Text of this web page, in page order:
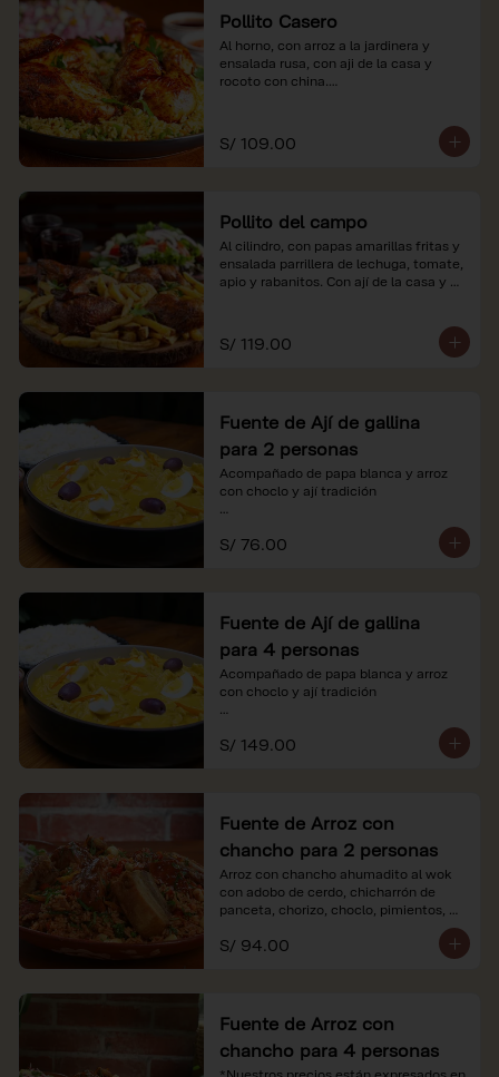
Pollito Casero
Al horno, con arroz a la jardinera y
ensalada rusa, con aji de la casa y
rocoto con china.
soles e incluyen impuestos de ley y
recargo al consumo.
S/ 109.00
Pollito del campo
Al cilindro, con papas amarillas fritas y
ensalada parrillera de lechuga, tomate,
apio y rabanitos. Con ají de la casa y
*Nuestros precios están expresados en
soles e incluyen impuestos de ley y
S/ 119.00
Fuente de Ají de gallina
para 2 personas
Acompañado de papa blanca y arroz
con choclo y ají tradición
*Nuestros precios están expresados en
soles e incluyen impuestos de ley y
S/ 76.00
Fuente de Ají de gallina
para 4 personas
Acompañado de papa blanca y arroz
con choclo y ají tradición
*Nuestros precios están expresados en
soles e incluyen impuestos de ley y
S/ 149.00
Fuente de Arroz con
chancho para 2 personas
Arroz con chancho ahumadito al wok
con adobo de cerdo, chicharrón de
panceta, chorizo, choclo, pimientos,
*Nuestros precios están expresados en
S/ 94.00
Fuente de Arroz con
chancho para 4 personas